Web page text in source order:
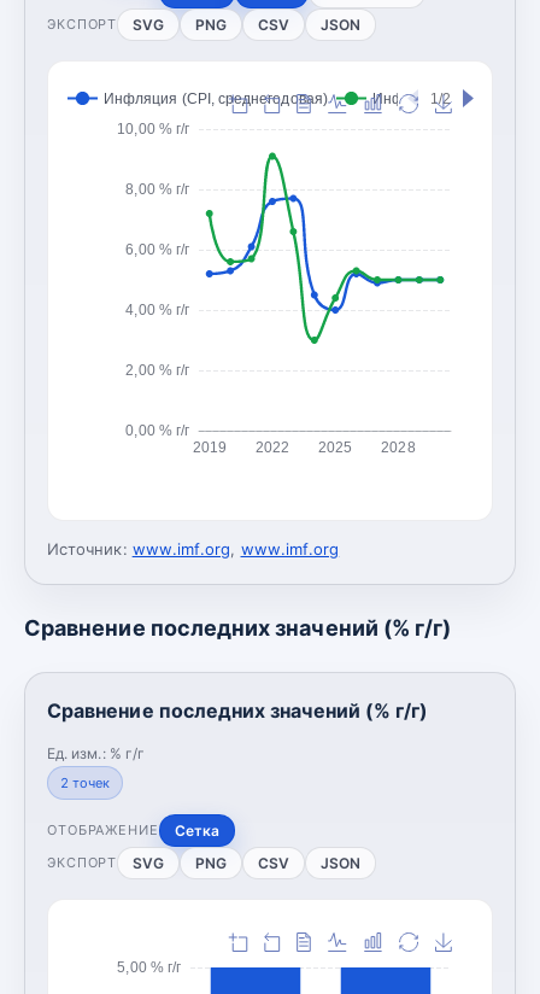
ЭКСПОРТ SVG PNG CSV JSON
0,00 % г/г
2,00 % г/г
4,00 % г/г
6,00 % г/г
8,00 % г/г
10,00 % г/г
2019 2022 2025 2028
Инфляция (CPI, среднегодовая) Инфляция (CPI, конец
1/2
Источник: www.imf.org, www.imf.org
Сравнение последних значений (% г/г)
Сравнение последних значений (% г/г)
Ед. изм.: % г/г
2 точек
ОТОБРАЖЕНИЕ Сетка
ЭКСПОРТ SVG PNG CSV JSON
5,00 % г/г